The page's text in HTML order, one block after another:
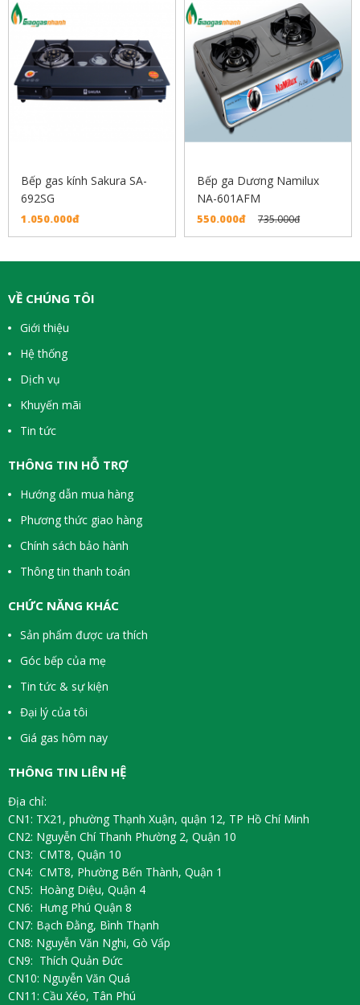
Bếp gas kính Sakura SA-
692SG
1.050.000đ
Bếp ga Dương Namilux
NA-601AFM
550.000đ 735.000đ
VỀ CHÚNG TÔI
Giới thiệu
Hệ thống
Dịch vụ
Khuyến mãi
Tin tức
THÔNG TIN HỖ TRỢ
Hướng dẫn mua hàng
Phương thức giao hàng
Chính sách bảo hành
Thông tin thanh toán
CHỨC NĂNG KHÁC
Sản phẩm được ưa thích
Góc bếp của mẹ
Tin tức & sự kiện
Đại lý của tôi
Giá gas hôm nay
THÔNG TIN LIÊN HỆ
Địa chỉ:
CN1: TX21, phường Thạnh Xuận, quận 12, TP Hồ Chí Minh
CN2: Nguyễn Chí Thanh Phường 2, Quận 10
CN3: CMT8, Quận 10
CN4: CMT8, Phường Bến Thành, Quận 1
CN5: Hoàng Diệu, Quận 4
CN6: Hưng Phú Quận 8
CN7: Bạch Đằng, Bình Thạnh
CN8: Nguyễn Văn Nghi, Gò Vấp
CN9: Thích Quản Đức
CN10: Nguyễn Văn Quá
CN11: Cầu Xéo, Tân Phú